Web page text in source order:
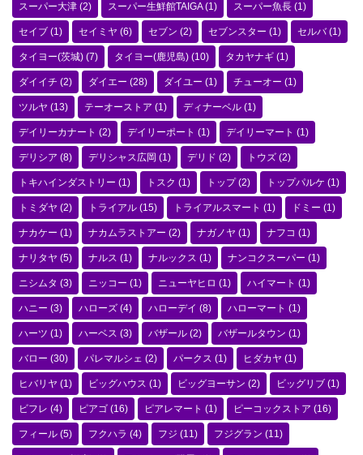
スーパー大津 (2) スーパー生鮮館TAIGA(1) スーパー魚長 (1)
セイブ (1) セイミヤ (6) セブン (2) セブンスター (1) セルバ(1)
タイヨー(茨城) (7) タイヨー(鹿児島) (10) タカヤナギ (1)
ダイイチ (2) ダイエー (28) ダイユー (1) チューオー (1)
ツルヤ (13) テーオーストア (1) ディナーベル (1)
デイリーカナート (2) デイリーポート (1) デイリーマート (1)
デリシア (8) デリシャス広岡 (1) デリド (2) トウズ (2)
トキハインダストリー (1) トスク (1) トップ(2) トップパルケ (1)
トミダヤ (2) トライアル (15) トライアルスマート (1) ドミー (1)
ナカケー (1) ナカムラストアー (2) ナガノヤ (1) ナフコ (1)
ナリタヤ (5) ナルス (1) ナルックス (1) ナンコクスーパー (1)
ニシムタ (3) ニッコー (1) ニューヤヒロ (1) ハイマート (1)
ハニー (3) ハローズ (4) ハローデイ (8) ハローマート (1)
ハーツ (1) ハーベス (3) バザール (2) バザールタウン (1)
バロー (30) パレマルシェ (2) パークス (1) ヒダカヤ (1)
ヒバリヤ (1) ビッグハウス (1) ビッグヨーサン (2) ビッグリブ (1)
ビフレ (4) ピアゴ (16) ピアレマート (1) ピーコックストア (16)
フィール (5) フクハラ (4) フジ (11) フジグラン (11)